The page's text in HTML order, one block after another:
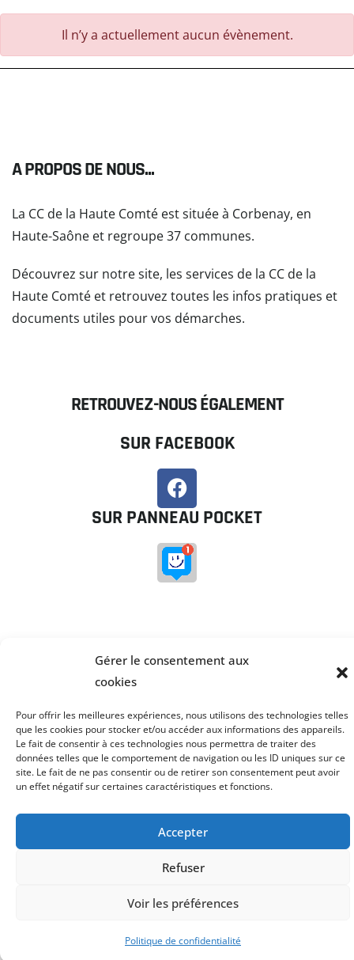
Gérer le consentement aux
cookies
Pour offrir les meilleures expériences, nous utilisons des technologies telles
que les cookies pour stocker et/ou accéder aux informations des appareils.
Le fait de consentir à ces technologies nous permettra de traiter des
données telles que le comportement de navigation ou les ID uniques sur ce
site. Le fait de ne pas consentir ou de retirer son consentement peut avoir
un effet négatif sur certaines caractéristiques et fonctions.
Accepter
Refuser
Voir les préférences
Politique de confidentialité
Il n’y a actuellement aucun évènement.
A PROPOS DE NOUS...
La CC de la Haute Comté est située à Corbenay, en
Haute-Saône et regroupe 37 communes.
Découvrez sur notre site, les services de la CC de la
Haute Comté et retrouvez toutes les infos pratiques et
documents utiles pour vos démarches.
RETROUVEZ-NOUS ÉGALEMENT
SUR FACEBOOK
SUR PANNEAU POCKET
©2022 COMMUNAUTÉ DE COMMUNES DE LA HAUTE COMTÉ